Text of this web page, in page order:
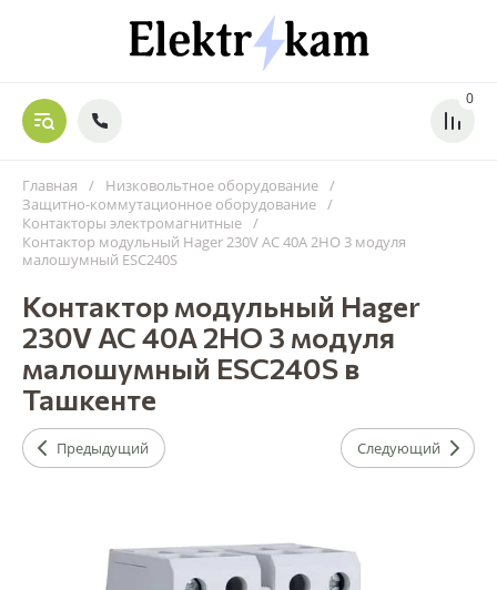
0
Главная / Низковольтное оборудование /
Защитно-коммутационное оборудование /
Контакторы электромагнитные /
Контактор модульный Hager 230V AC 40A 2НО 3 модуля
малошумный ESC240S
Контактор модульный Hager
230V AC 40A 2НО 3 модуля
малошумный ESC240S в
Ташкенте
Предыдущий Следующий